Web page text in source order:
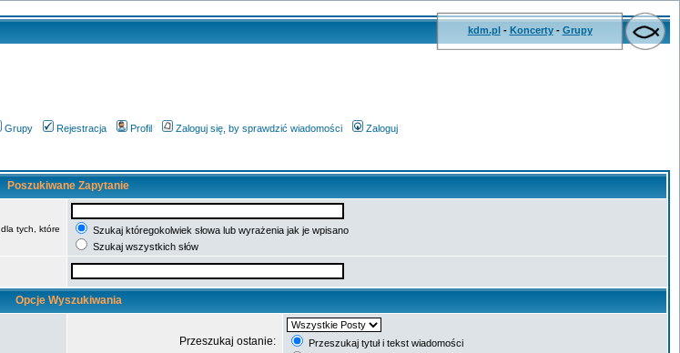
kdm.pl- Koncerty- Grupy
Grupy Rejestracja Profil Zaloguj się, by sprawdzić wiadomości Zaloguj
Poszukiwane Zapytanie
dla tych, które
Szukaj któregokolwiek słowa lub wyrażenia jak je wpisano
Szukaj wszystkich słów
Opcje Wyszukiwania
Przeszukaj ostanie:
Przeszukaj tytuł i tekst wiadomości